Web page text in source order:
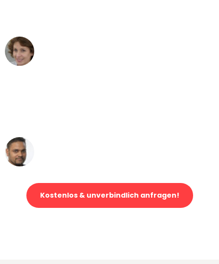
Kostenlos & unverbindlich anfragen!